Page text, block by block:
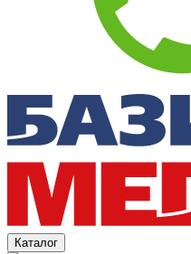
Каталог